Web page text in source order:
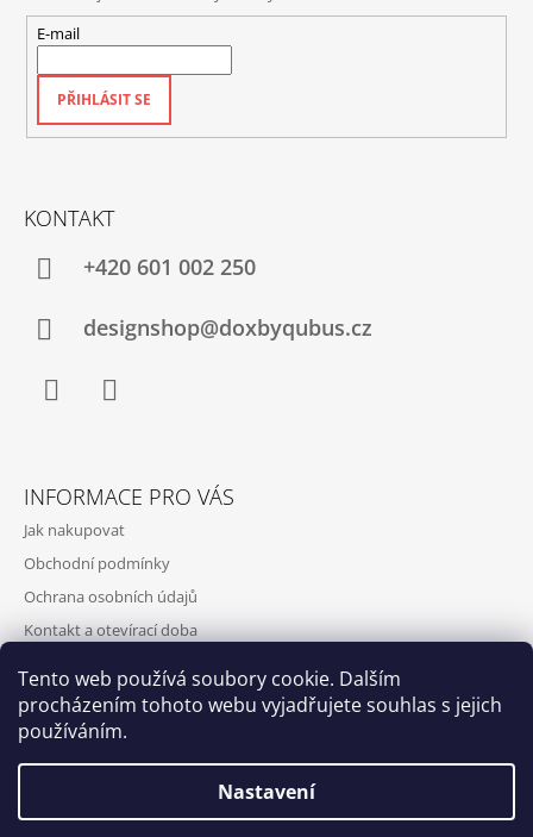
Tento web používá soubory cookie. Dalším
procházením tohoto webu vyjadřujete souhlas s jejich
používáním.
Nastavení
E-mail
PŘIHLÁSIT SE
KONTAKT
+420‭ 601 002 250
designshop@doxbyqubus.cz
INFORMACE PRO VÁS
Jak nakupovat
Obchodní podmínky
Ochrana osobních údajů
Kontakt a otevírací doba
O nás